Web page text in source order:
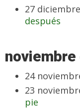
27
después
noviembre
24
23
pie